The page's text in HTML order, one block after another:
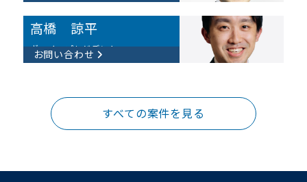
高橋 諒平
ヴァイスプレジデント
お問い合わせ
すべての案件を見る